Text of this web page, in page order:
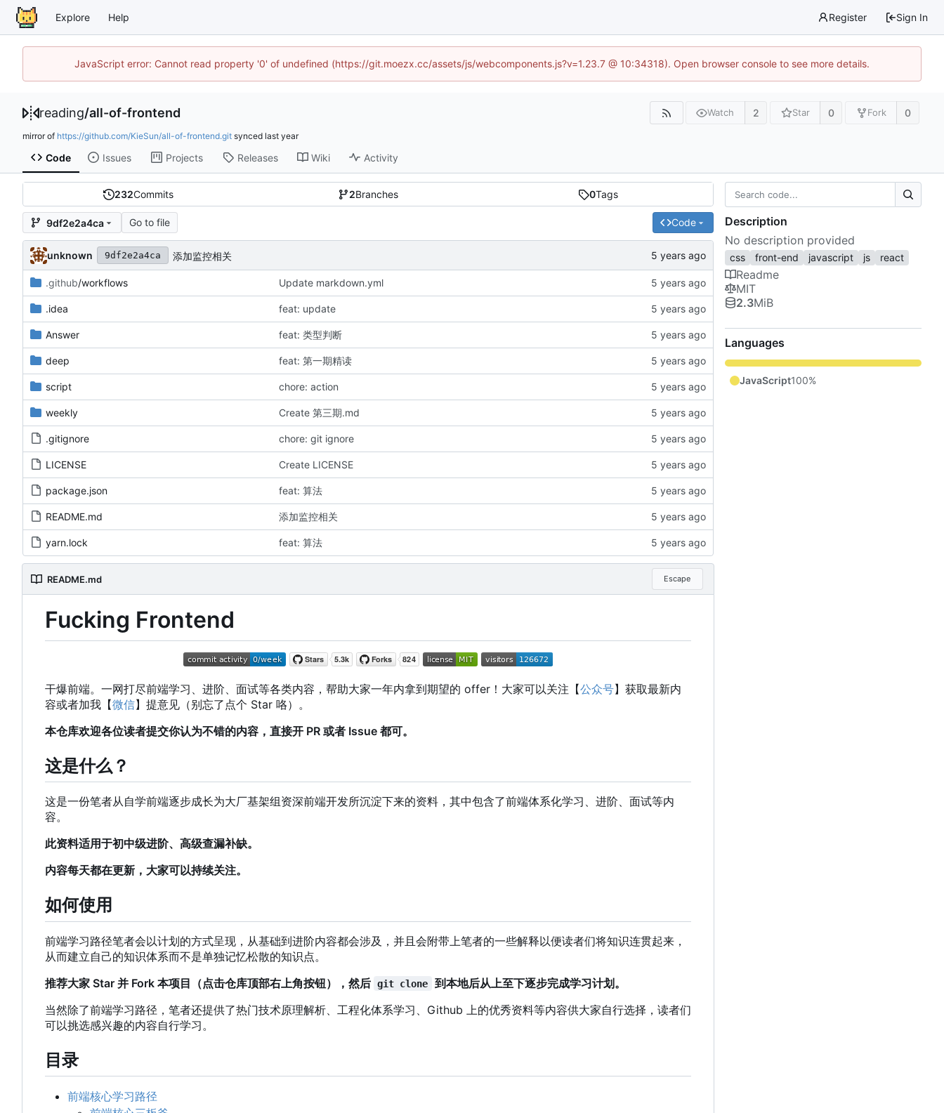
Explore Help Register Sign In
JavaScript error: Cannot read property '0' of undefined (https://git.moezx.cc/assets/js/webcomponents.js?v=1.23.7 @ 10:34318). Open browser console to see more details.
reading/all-of-frontend Watch 2 Star 0 Fork 0
mirror of https://github.com/KieSun/all-of-frontend.git synced
Code Issues Projects Releases Wiki Activity
232Commits 2Branches 0Tags
9df2e2a4ca Go to file Code
unknown 9df2e2a4ca 添加监控相关
.github/workflows Update markdown.yml
.idea feat: update
Answer feat: 类型判断
deep feat: 第一期精读
script chore: action
weekly Create 第三期.md
.gitignore chore: git ignore
LICENSE Create LICENSE
package.json feat: 算法
README.md 添加监控相关
yarn.lock feat: 算法
README.md Escape
Fucking Frontend
干爆前端。一网打尽前端学习、进阶、面试等各类内容，帮助大家一年内拿到期望的 offer ！ 大家可以关注【公众号】获取最新内
容或者加我【微信】提意见（别忘了点个 Star 咯）。
本仓库欢迎各位读者提交你认为不错的内容，直接开 PR 或者 Issue 都可。
这是什么？
这是一份笔者从自学前端逐步成长为大厂基架组资深前端开发所沉淀下来的资料，其中包含了前端体系化学习、进阶、面试等内
容。
此资料适用于初中级进阶、高级查漏补缺。
内容每天都在更新，大家可以持续关注。
如何使用
前端学习路径笔者会以计划的方式呈现，从基础到进阶内容都会涉及，并且会附带上笔者的一些解释以便读者们将知识连贯起来，
从而建立自己的知识体系而不是单独记忆松散的知识点。
推荐大家 Star 并 Fork 本项目（点击仓库顶部右上角按钮），然后 git clone
到本地后从上至下逐步完成学习计划。
当然除了前端学习路径 ， 笔者还提供了热门技术原理解析、工程化体系学习、Github 上的优秀资料等内容供大家自行选择，读者们
可以挑选感兴趣的内容自行学习。
目录
前端核心学习路径
Description
No description provided
css front-end javascript js react
Readme
MIT
2.3MiB
Languages
JavaScript100%